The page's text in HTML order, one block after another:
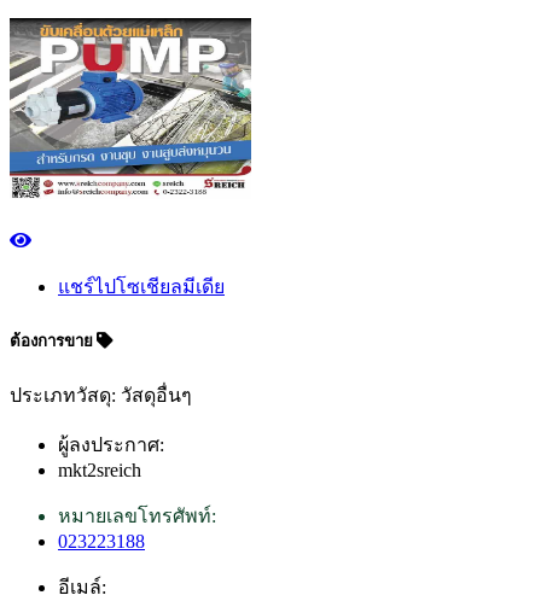
แชร์ไปโซเชียลมีเดีย
ต้องการขาย
ประเภทวัสดุ: วัสดุอื่นๆ
ผู้ลงประกาศ:
mkt2sreich
หมายเลขโทรศัพท์:
023223188
อีเมล์: